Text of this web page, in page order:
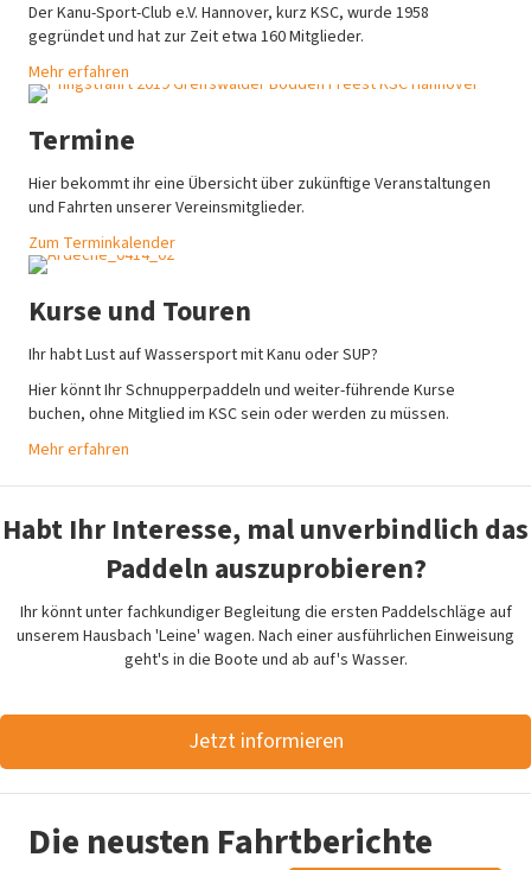
Der Kanu-Sport-Club e.V. Hannover, kurz KSC, wurde 1958
gegründet und hat zur Zeit etwa 160 Mitglieder.
Mehr erfahren
Termine
Hier bekommt ihr eine Übersicht über zukünftige Veranstaltungen
und Fahrten unserer Vereinsmitglieder.
Zum Terminkalender
Kurse und Touren
Ihr habt Lust auf Wassersport mit Kanu oder SUP?
Hier könnt Ihr Schnupperpaddeln und weiter-führende Kurse
buchen, ohne Mitglied im KSC sein oder werden zu müssen.
Mehr erfahren
Habt Ihr Interesse, mal unverbindlich das
Paddeln auszuprobieren?
Ihr könnt unter fachkundiger Begleitung die ersten Paddelschläge auf
unserem Hausbach 'Leine' wagen. Nach einer ausführlichen Einweisung
geht's in die Boote und ab auf's Wasser.
Jetzt informieren
Die neusten Fahrtberichte